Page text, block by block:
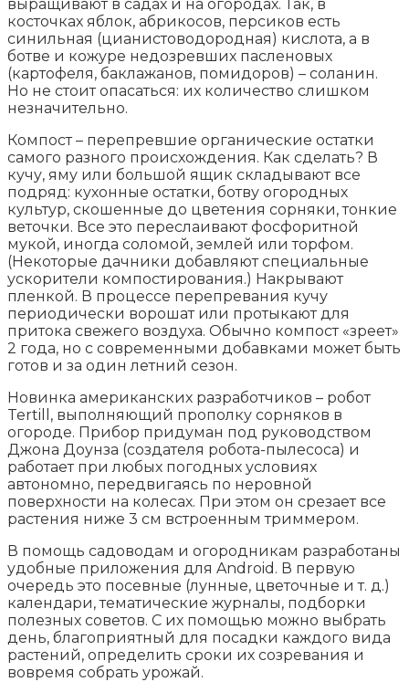
выращивают в садах и на огородах. Так, в
косточках яблок, абрикосов, персиков есть
синильная (цианистоводородная) кислота, а в
ботве и кожуре недозревших пасленовых
(картофеля, баклажанов, помидоров) – соланин.
Но не стоит опасаться: их количество слишком
незначительно.
Компост – перепревшие органические остатки
самого разного происхождения. Как сделать? В
кучу, яму или большой ящик складывают все
подряд: кухонные остатки, ботву огородных
культур, скошенные до цветения сорняки, тонкие
веточки. Все это переслаивают фосфоритной
мукой, иногда соломой, землей или торфом.
(Некоторые дачники добавляют специальные
ускорители компостирования.) Накрывают
пленкой. В процессе перепревания кучу
периодически ворошат или протыкают для
притока свежего воздуха. Обычно компост «зреет»
2 года, но с современными добавками может быть
готов и за один летний сезон.
Новинка американских разработчиков – робот
Tertill, выполняющий прополку сорняков в
огороде. Прибор придуман под руководством
Джона Доунза (создателя робота-пылесоса) и
работает при любых погодных условиях
автономно, передвигаясь по неровной
поверхности на колесах. При этом он срезает все
растения ниже 3 см встроенным триммером.
В помощь садоводам и огородникам разработаны
удобные приложения для Android. В первую
очередь это посевные (лунные, цветочные и т. д.)
календари, тематические журналы, подборки
полезных советов. С их помощью можно выбрать
день, благоприятный для посадки каждого вида
растений, определить сроки их созревания и
вовремя собрать урожай.